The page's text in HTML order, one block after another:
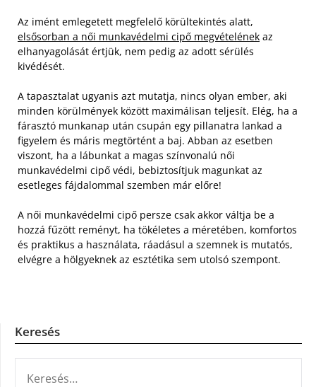
Az imént emlegetett megfelelő körültekintés alatt,
elsősorban a női munkavédelmi cipő megvételének az
elhanyagolását értjük, nem pedig az adott sérülés
kivédését.
A tapasztalat ugyanis azt mutatja, nincs olyan ember, aki
minden körülmények között maximálisan teljesít. Elég, ha a
fárasztó munkanap után csupán egy pillanatra lankad a
figyelem és máris megtörtént a baj. Abban az esetben
viszont, ha a lábunkat a magas színvonalú női
munkavédelmi cipő védi, bebiztosítjuk magunkat az
esetleges fájdalommal szemben már előre!
A női munkavédelmi cipő persze csak akkor váltja be a
hozzá fűzött reményt, ha tökéletes a méretében, komfortos
és praktikus a használata, ráadásul a szemnek is mutatós,
elvégre a hölgyeknek az esztétika sem utolsó szempont.
Keresés